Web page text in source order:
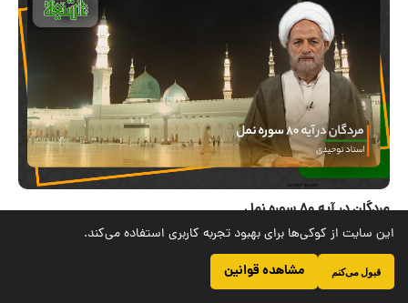
نقش حضرت زهرا (س) در تغيير محور ارزش هاي
8
7
3
ب
ا
ز
د
ی
د
این سایت از کوکی‌ها برای بهبود تجربه کاربری استفاده می‌کند.
قبول می‌کنم مشاهده قوانین